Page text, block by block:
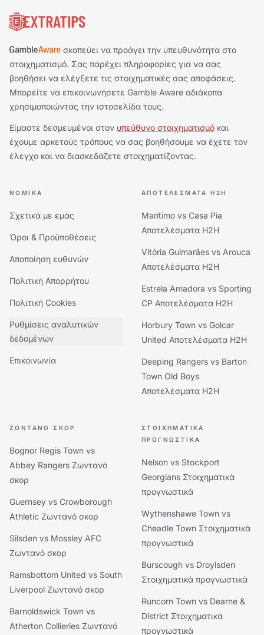
σκοπεύει να προάγει την υπευθυνότητα στο
στοιχηματισμό. Σας παρέχει πληροφορίες για να σας
βοηθήσει να ελέγξετε τις στοιχηματικές σας αποφάσεις.
Μπορείτε να επικοινωνήσετε Gamble Aware αδιάκοπα
χρησιμοποιώντας την ιστοσελίδα τους.
Είμαστε δεσμευμένοι στον υπεύθυνο στοιχηματισμό και
έχουμε αρκετούς τρόπους να σας βοηθήσουμε να έχετε τον
έλεγχο και να διασκεδάζετε στοιχηματίζοντας.
ΝΟΜΙΚΆ
Σχετικά με εμάς
Όροι & Προϋποθέσεις
Αποποίηση ευθυνών
Πολιτική Απορρήτου
Πολιτική Cookies
Ρυθμίσεις αναλυτικών
δεδομένων
Επικοινωνία
ΑΠΟΤΕΛΈΣΜΑΤΑ H2H
Marítimo vs Casa Pia
Αποτελέσματα H2H
Vitória Guimarães vs Arouca
Αποτελέσματα H2H
Estrela Amadora vs Sporting
CP Αποτελέσματα H2H
Horbury Town vs Golcar
United Αποτελέσματα H2H
Deeping Rangers vs Barton
Town Old Boys
Αποτελέσματα H2H
ΖΩΝΤΑΝΌ ΣΚΟΡ
Bognor Regis Town vs
Abbey Rangers Ζωντανό
σκορ
Guernsey vs Crowborough
Athletic Ζωντανό σκορ
Silsden vs Mossley AFC
Ζωντανό σκορ
Ramsbottom United vs South
Liverpool Ζωντανό σκορ
Barnoldswick Town vs
Atherton Collieries Ζωντανό
ΣΤΟΙΧΗΜΑΤΙΚΆ
ΠΡΟΓΝΩΣΤΙΚΆ
Nelson vs Stockport
Georgians Στοιχηματικά
προγνωστικά
Wythenshawe Town vs
Cheadle Town Στοιχηματικά
προγνωστικά
Burscough vs Droylsden
Στοιχηματικά προγνωστικά
Runcorn Town vs Dearne &
District Στοιχηματικά
προγνωστικά